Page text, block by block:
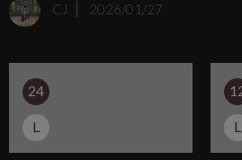
說，就讓我們來看看他有著哪些特色
CJ 2026/01/27
24
L L